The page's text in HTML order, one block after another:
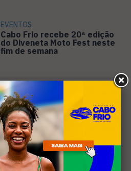
EVENTOS
Cabo Frio recebe 20ª edição
do Diveneta Moto Fest neste
fim de semana
DIREITOS HUMANOS
Ativista de Cabo Frio
representa o Brasil em
conferência internacional na
Holanda